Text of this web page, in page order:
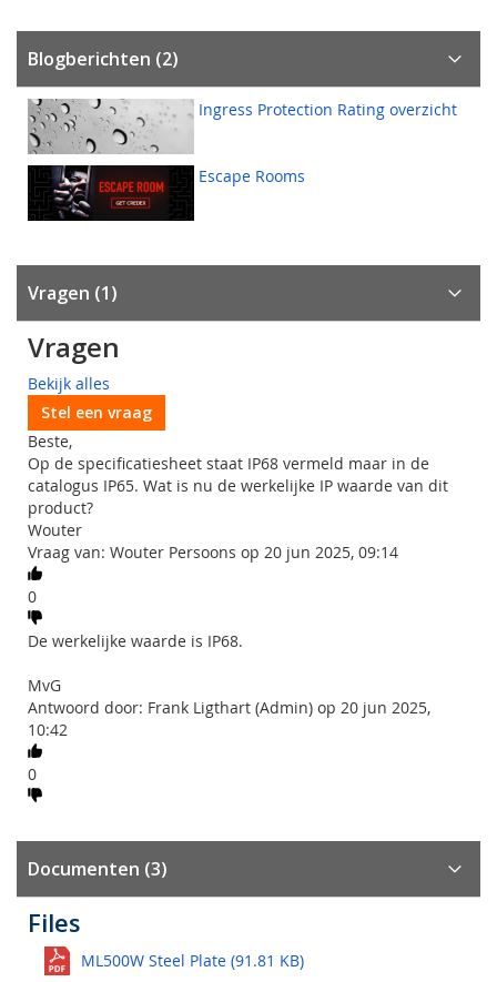
Blogberichten (2)
Ingress Protection Rating overzicht
Escape Rooms
Vragen 1
Vragen
Bekijk alles
Stel een vraag
Beste,
Op de specificatiesheet staat IP68 vermeld maar in de
catalogus IP65. Wat is nu de werkelijke IP waarde van dit
product?
Wouter
Vraag van: Wouter Persoons op 20 jun 2025, 09:14
0
De werkelijke waarde is IP68.
MvG
Antwoord door: Frank Ligthart (Admin) op 20 jun 2025,
10:42
0
Documenten (3)
Files
ML500W Steel Plate (91.81 KB)